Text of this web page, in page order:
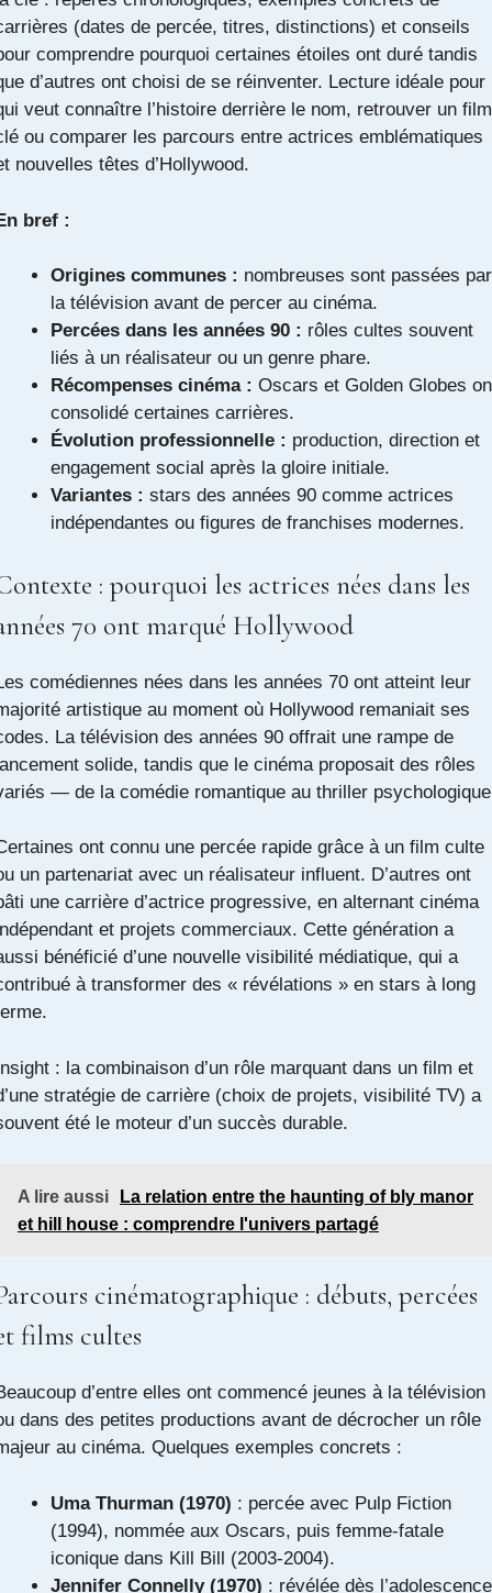
(dates de percée, titres, distinctions) et conseils
comprendre pourquoi certaines étoiles ont duré tandis
d’autres ont choisi de se réinventer. Lecture idéale pour
veut connaître l’histoire derrière le nom, retrouver un film
ou comparer les parcours entre actrices emblématiques
nouvelles têtes d’Hollywood.
bref :
Origines communes : nombreuses sont passées par
la télévision avant de percer au cinéma.
Percées dans les années 90 : rôles cultes souvent
liés à un réalisateur ou un genre phare.
Récompenses cinéma : Oscars et Golden Globes
consolidé certaines carrières.
Évolution professionnelle : production, direction et
engagement social après la gloire initiale.
Variantes : stars des années 90 comme actrices
indépendantes ou figures de franchises modernes.
: pourquoi les actrices nées dans les
70 ont marqué Hollywood
comédiennes nées dans les années 70 ont atteint leur
artistique au moment où Hollywood remaniait ses
La télévision des années 90 offrait une rampe de
solide, tandis que le cinéma proposait des rôles
— de la comédie romantique au thriller
ont connu une percée rapide grâce à un film culte
un partenariat avec un réalisateur influent. D’autres ont
une carrière d’actrice progressive, en alternant cinéma
et projets commerciaux. Cette génération a
bénéficié d’une nouvelle visibilité médiatique, qui a
à transformer des « révélations » en stars à long
: la combinaison d’un rôle marquant dans un film et
stratégie de carrière (choix de projets, visibilité TV) a
été le moteur d’un succès durable.
A lire aussi
La relation entre the haunting of bly manor
et hill house : comprendre l'univers partagé
cinématographique : débuts, percées
films cultes
d’entre elles ont commencé jeunes à la télévision
dans des petites productions avant de décrocher un rôle
au cinéma. Quelques exemples concrets :
Uma Thurman (1970) : percée avec Pulp Fiction
(1994), nommée aux Oscars, puis femme-fatale
iconique dans Kill Bill (2003-2004).
Jennifer Connelly (1970) : révélée dès